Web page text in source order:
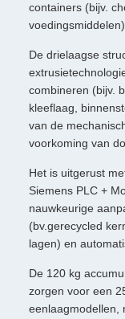
containers (bijv.
voedingsmiddelen).
De drielaagse
combineren (bijv.
kleeflaag,
van de
voorkoming van
Het is uitgerust
Siemens PLC +
nauwkeurige
(bv.gerecycled
lagen) en
De 120 kg
zorgen voor een
eenlaagmodellen,